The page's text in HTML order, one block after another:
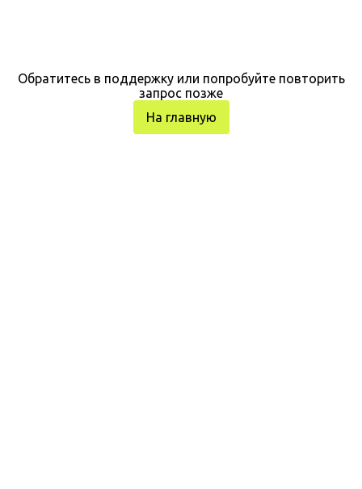
Обратитесь в поддержку или попробуйте повторить
запрос позже
На главную